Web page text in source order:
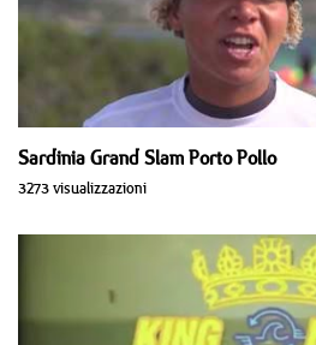
Sardinia Grand Slam Porto Pollo
3273 visualizzazioni